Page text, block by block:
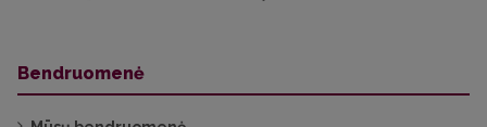
Bendruomenė